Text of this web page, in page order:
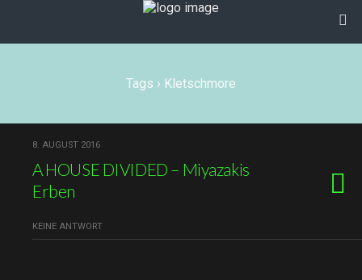
Tags › Kletschmore
8. AUGUST 2016
A HOUSE DIVIDED – Miyazakis
Erben
KEINE ANTWORT